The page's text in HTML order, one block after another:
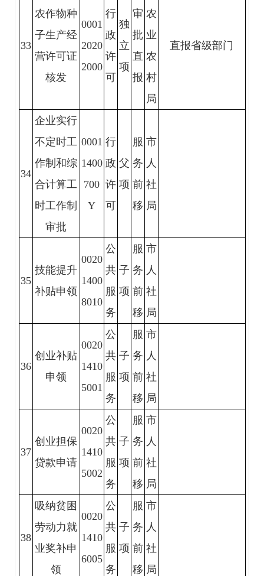
33
农作物种
子生产经
营许可证
核发
0001
2020
2000
行
政
许
可
独
立
项
审
批
直
报
农
业
农
村
局
直报省级部门
34
企业实行
不定时工
作制和综
合计算工
时工作制
审批
0001
1400
700
Y
行
政
许
可
父
项
服
务
前
移
市
人
社
局
35
技能提升
补贴申领
0020
1400
8010
公
共
服
务
子
项
服
务
前
移
市
人
社
局
36
创业补贴
申领
0020
1410
5001
公
共
服
务
子
项
服
务
前
移
市
人
社
局
37
创业担保
贷款申请
0020
1410
5002
公
共
服
务
子
项
服
务
前
移
市
人
社
局
38
吸纳贫困
劳动力就
业奖补申
领
0020
1410
6005
公
共
服
务
子
项
服
务
前
移
市
人
社
局